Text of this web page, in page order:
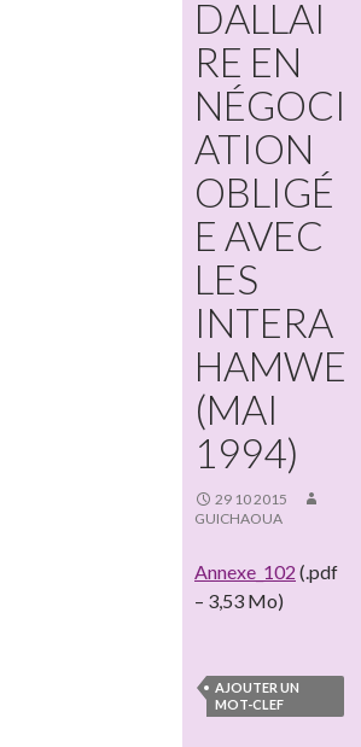
DALLAI
RE EN
NÉGOCI
ATION
OBLIGÉ
E AVEC
LES
INTERA
HAMWE
(MAI
1994)
29 10 2015
GUICHAOUA
Annexe_102 (.pdf
– 3,53 Mo)
AJOUTER UN
MOT-CLEF